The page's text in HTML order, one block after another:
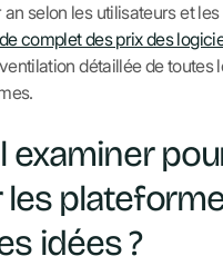
selon les utilisateurs et les
complet des prix des
détaillée de toutes
examiner
idées ?